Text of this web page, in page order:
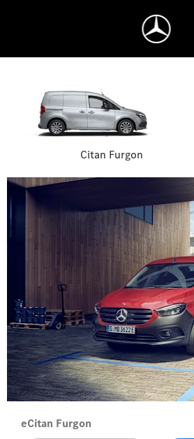
Citan Furgon
eCitan Furgon